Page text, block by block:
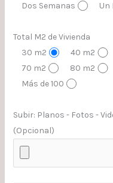
Dos Semanas
Un
Total M2 de Vivienda
30 m2
40 m2
70 m2
80 m2
Más de 100
Subir: Planos - Fotos -
(Opcional)